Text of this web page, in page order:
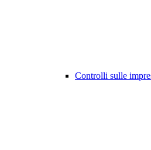
Controlli sulle